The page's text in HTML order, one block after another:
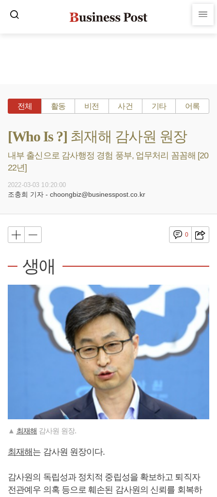
전체 활동 비전 사건 기타 어록
[Who Is ?] 최재해 감사원 원장
내부 출신으로 감사행정 경험 풍부, 업무처리 꼼꼼해 [20
22년]
2022-03-03 10:20:00
조충희 기자 - choongbiz@businesspost.co.kr
0
생애
▲ 최재해 감사원 원장.
최재해 는 감사원 원장이다.
감사원의 독립성과 정치적 중립성을 확보하고 퇴직자
전관예우 의혹 등으로 훼손된 감사원의 신뢰를 회복하